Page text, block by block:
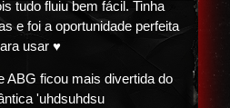
tudo fluiu bem fácil. Tinha
e foi a oportunidade perfeita
usar ♥
ABG ficou mais divertida do
'uhdsuhdsu